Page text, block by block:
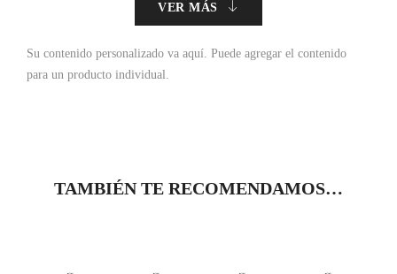
VER MÁS
Su contenido personalizado va aquí. Puede agregar el contenido
para un producto individual.
TAMBIÉN TE RECOMENDAMOS…